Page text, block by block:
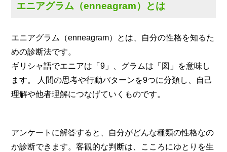
エニアグラム（enneagram）とは
エニアグラム（enneagram）とは、自分の性格を知るた
めの診断法です。
ギリシャ語でエニアは「9」、グラムは「図」を意味し
ます。 人間の思考や行動パターンを9つに分類し、自己
理解や他者理解につなげていくものです。
アンケートに解答すると、自分がどんな種類の性格なの
か診断できます。客観的な判断は、こころにゆとりを生